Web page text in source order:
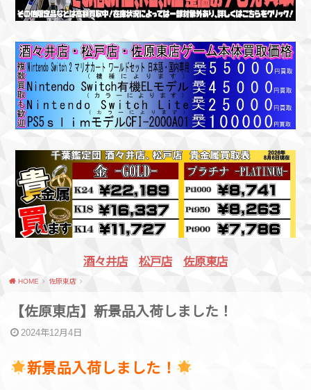
酒々井店 松戸店 佐原東店
HOME 佐原東店
【​佐原東店】新景品入荷しました！
2024年12月4日
新景品入荷しました！